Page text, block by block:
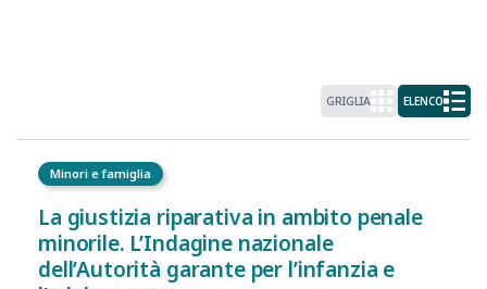
GRIGLIA ELENCO
Minori e famiglia
La giustizia riparativa in ambito penale
minorile. L’Indagine nazionale
dell’Autorità garante per l’infanzia e